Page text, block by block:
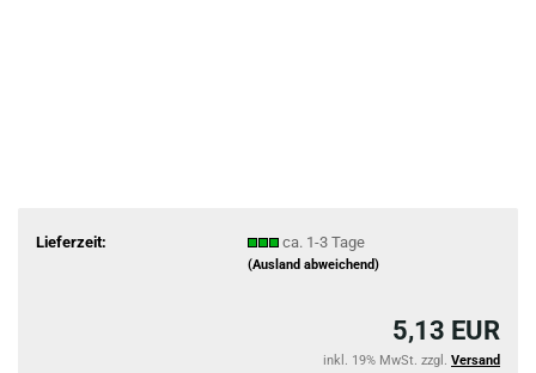
Lieferzeit: ca. 1-3 Tage
(Ausland abweichend)
5,13 EUR
inkl. 19% MwSt. zzgl. Versand